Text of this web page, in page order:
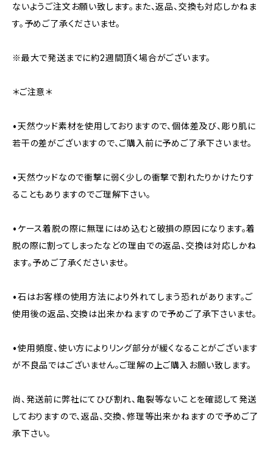
ないようご注文お願い致します。また、返品、交換も対応しかねま
す。予めご了承くださいませ。
※最大で発送までに約2週間頂く場合がございます。
＊ご注意＊
•天然ウッド素材を使用しておりますので、個体差及び、彫り肌に
若干の差がございますので、ご購入前に予めご了承下さいませ。
•天然ウッドなので衝撃に弱く少しの衝撃で割れたりかけたりす
ることもありますのでご理解下さい。
•ケース着脱の際に無理にはめ込むと破損の原因になります。着
脱の際に割ってしまったなどの理由での返品、交換は対応しかね
ます。予めご了承くださいませ。
•石はお客様の使用方法により外れてしまう恐れがあります。ご
使用後の返品、交換は出来かねますので予めご了承下さいませ。
•使用頻度、使い方によりリング部分が緩くなることがございます
が不良品ではございません。ご理解の上ご購入お願い致します。
尚、発送前に弊社にてひび割れ、亀裂等ないことを確認して発送
しておりますので、返品、交換、修理等出来かねますので予めご了
承下さい。